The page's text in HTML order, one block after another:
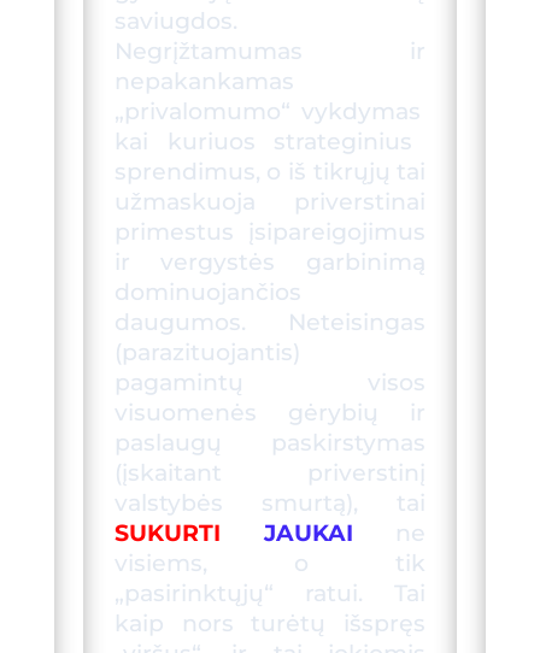
saviugdos.
Negrįžtamumas ir
nepakankamas
„privalomumo“ vykdymas
kai kuriuos strateginius
sprendimus, o iš tikrųjų tai
užmaskuoja priverstinai
primestus įsipareigojimus
ir vergystės garbinimą
dominuojančios
daugumos.
Neteisingas
(parazituojantis)
pagamintų visos
visuomenės gėrybių ir
paslaugų paskirstymas
(įskaitant priverstinį
valstybės smurtą), tai
SUKURTI JAUKAI
ne
visiems, o tik
„pasirinktųjų“ ratui. Tai
kaip nors turėtų išspręs